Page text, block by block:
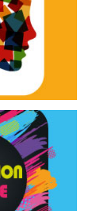
di teatro
– I Edizione